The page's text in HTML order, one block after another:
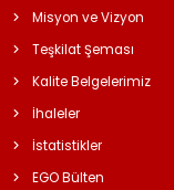
Misyon ve Vizyon
Teşkilat Şeması
Kalite Belgelerimiz
İhaleler
İstatistikler
EGO Bülten